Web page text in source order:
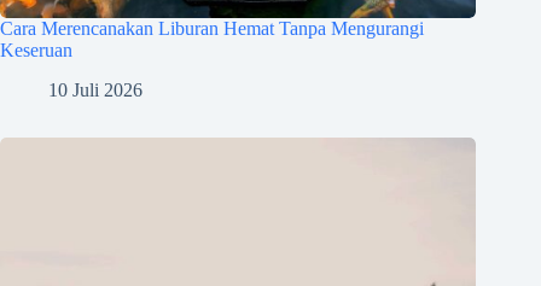
Cara Merencanakan Liburan Hemat Tanpa Mengurangi
Keseruan
10 Juli 2026